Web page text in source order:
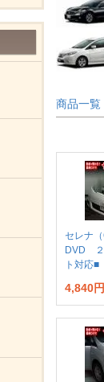
商品一覧
セレナ
DVD ２
ト対応■
4,840